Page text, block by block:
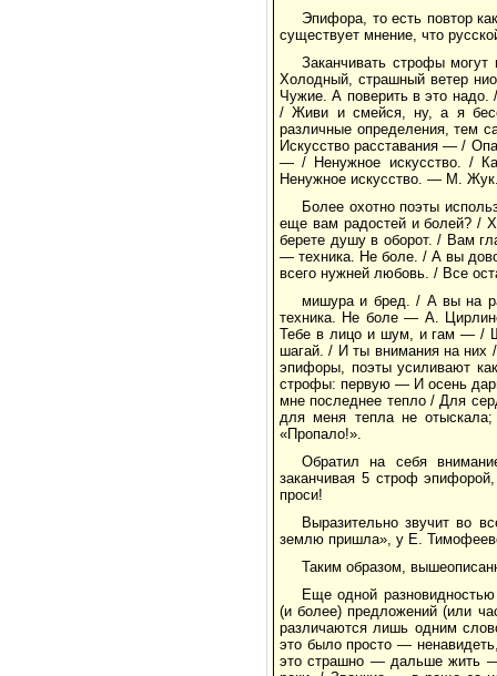
Эпифора, то есть повтор
существует мнение, что
Заканчивать строфы
Холодный, страшный ветер
Чужие. А поверить в это
/ Живи и смейся, ну, а я
различные определения, тем
Искусство расставания — /
— / Ненужное искусство. /
Ненужное искусство. — М.
Более охотно поэты
еще вам радостей и болей? /
берете душу в оборот. / Вам
— техника. Не боле. / А вы
всего нужней любовь. / Все
мишура и бред. / А вы на
техника. Не боле — А.
Тебе в лицо и шум, и гам — /
шагай. / И ты внимания на
эпифоры, поэты усиливают
строфы: первую — И осень
мне последнее тепло / Для
для меня тепла не
«Пропало!».
Обратил на себя
заканчивая 5 строф
проси!
Выразительно звучит во
землю пришла», у Е.
Таким образом,
Еще одной
(и более) предложений (или
различаются лишь одним
это было просто —
это страшно — дальше жить